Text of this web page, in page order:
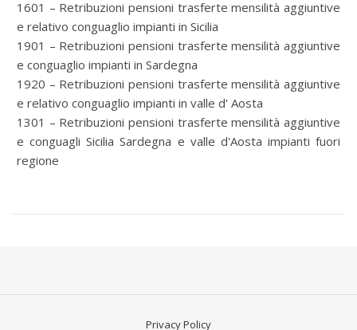
1601 – Retribuzioni pensioni trasferte mensilità aggiuntive
e relativo conguaglio impianti in Sicilia
1901 – Retribuzioni pensioni trasferte mensilità aggiuntive
e conguaglio impianti in Sardegna
1920 – Retribuzioni pensioni trasferte mensilità aggiuntive
e relativo conguaglio impianti in valle d' Aosta
1301 – Retribuzioni pensioni trasferte mensilità aggiuntive
e conguagli Sicilia Sardegna e valle d'Aosta impianti fuori
regione
Privacy Policy